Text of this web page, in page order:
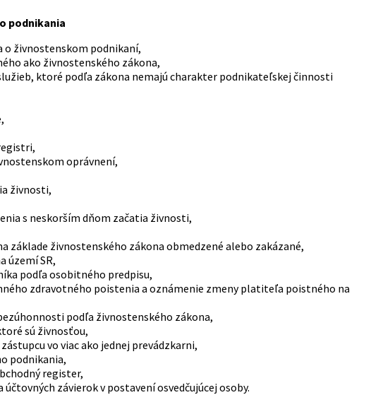
podnikania
o živnostenskom podnikaní,
ako živnostenského zákona,
ktoré podľa zákona nemajú charakter podnikateľskej činnosti
oprávnení,
živnosti,
s neskorším dňom začatia živnosti,
základe živnostenského zákona obmedzené alebo zakázané,
území SR,
podľa osobitného predpisu,
zdravotného poistenia a oznámenie zmeny platiteľa poistného na
podľa živnostenského zákona,
sú živnosťou,
vo viac ako jednej prevádzkarni,
podnikania,
register,
závierok v postavení osvedčujúcej osoby.